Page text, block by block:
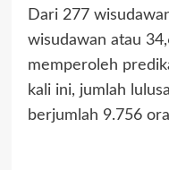
Dari 277
wisudawan atau
memperoleh
kali ini, jumlah
berjumlah 9.756